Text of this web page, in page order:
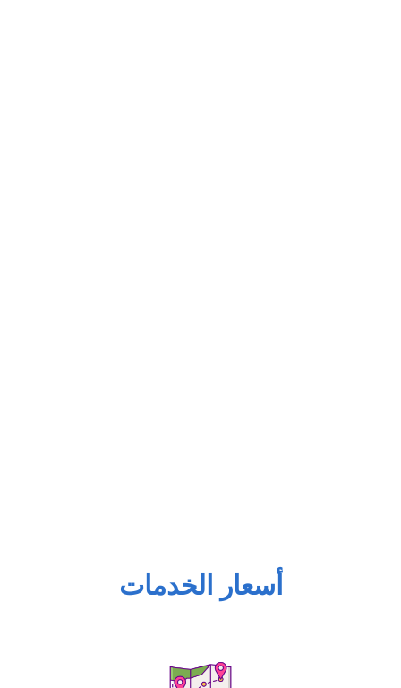
أسعار الخدمات